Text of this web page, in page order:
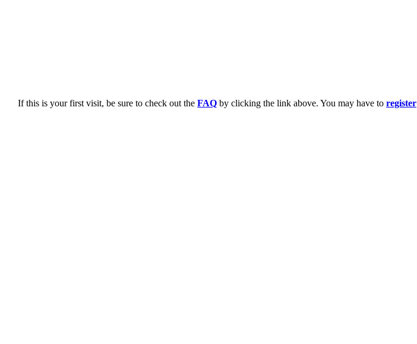
If this is your first visit, be sure to check out the FAQ by clicking the link above. You may have to register